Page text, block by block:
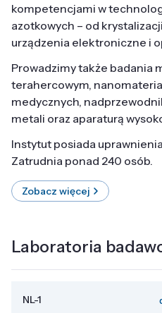
kompetencjami w
azotkowych – od
urządzenia elektroniczne i
Prowadzimy także badania
terahercowym,
medycznych,
metali oraz aparaturą
Instytut posiada
Zatrudnia ponad 240 osób.
Zobacz więcej
Laboratoria
NL-1